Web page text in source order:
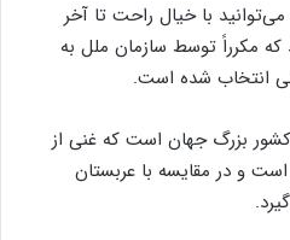
با خیال راحت تا آخر
مكرراً توسط سازمان ملل به
انتخاب شده است.
كشور بزرگ جهان است كه غنی از
و در مقایسه با عربستان